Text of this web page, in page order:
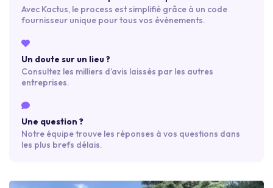
Avec Kactus, le process est simplifié grâce à un code
fournisseur unique pour tous vos évènements.
Un doute sur un lieu ?
Consultez les milliers d’avis laissés par les autres
entreprises.
Une question ?
Notre équipe trouve les réponses à vos questions dans
les plus brefs délais.